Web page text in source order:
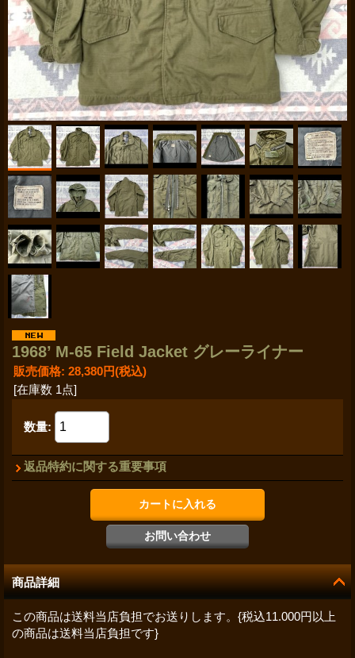
1 968’ M-65 Field Jacket グレーライナー
販売価格: 28,380円(税込)
[在庫数 1点]
数量:
返品特約に関する重要事項
商品詳細
この商品は送料当店負担でお送りします。{税込11.000円以上
の商品は送料当店負担です}